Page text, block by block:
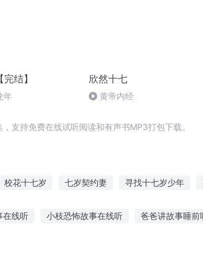
结】
年
欣然十七
黄帝内经
支持免费在线试听阅读和有声书MP3打包下载。
校花十七岁 七岁契约妻 寻找十七岁少年
在线听 小枝恐怖故事在线听 爸爸讲故事睡前